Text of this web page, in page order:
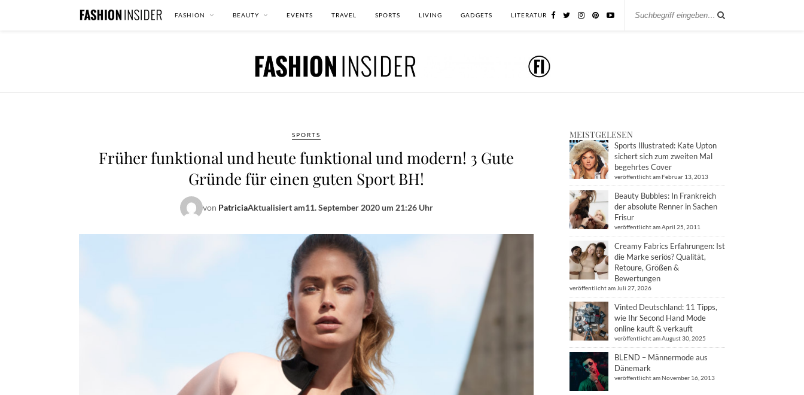
FASHION BEAUTY EVENTS TRAVEL SPORTS LIVING GADGETS LITERATUR
SPORTS
Früher funktional und heute funktional und modern! 3 Gute
Gründe für einen guten Sport BH!
von PatriciaAktualisiert am11. September 2020 um 21:26 Uhr
MEISTGELESEN
Sports Illustrated: Kate Upton
sichert sich zum zweiten Mal
begehrtes Cover
veröffentlicht am Februar 13, 2013
Beauty Bubbles: In Frankreich
der absolute Renner in Sachen
Frisur
veröffentlicht am April 25, 2011
Creamy Fabrics Erfahrungen: Ist
die Marke seriös? Qualität,
Retoure, Größen &
Bewertungen
veröffentlicht am Juli 27, 2026
Vinted Deutschland: 11 Tipps,
wie Ihr Second Hand Mode
online kauft & verkauft
veröffentlicht am August 30, 2025
BLEND – Männermode aus
Dänemark
veröffentlicht am November 16, 2013